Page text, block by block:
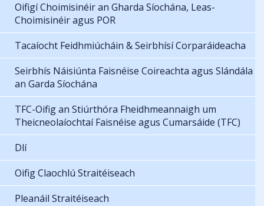
Oifigí Choimisinéir an Gharda Síochána, Leas-
Choimisinéir agus POR
Tacaíocht Feidhmiúcháin & Seirbhísí Corparáideacha
Seirbhís Náisiúnta Faisnéise Coireachta agus Slándála
an Garda Síochána
TFC-Oifig an Stiúrthóra Fheidhmeannaigh um
Theicneolaíochtaí Faisnéise agus Cumarsáide (TFC)
Dlí
Oifig Claochlú Straitéiseach
Pleanáil Straitéiseach